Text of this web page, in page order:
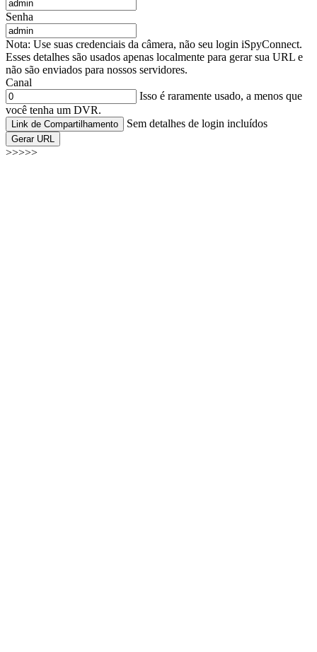
Senha
Nota: Use suas credenciais da câmera, não seu login iSpyConnect.
Esses detalhes são usados apenas localmente para gerar sua URL e
não são enviados para nossos servidores.
Canal
Isso é raramente usado, a menos que
você tenha um DVR.
Link de Compartilhamento Sem detalhes de login incluídos
Gerar URL
>>>>>